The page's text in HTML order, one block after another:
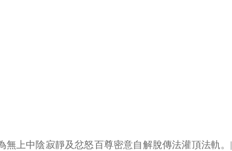
上中陰寂靜及忿怒百尊密意自解脫傳法灌頂法軌。|